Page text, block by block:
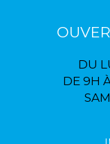
DU
DE 9H